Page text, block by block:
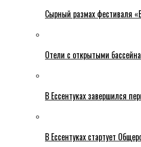
Сырный размах фестиваля
Отели с открытыми
В Ессентуках завершился
В Ессентуках стартует